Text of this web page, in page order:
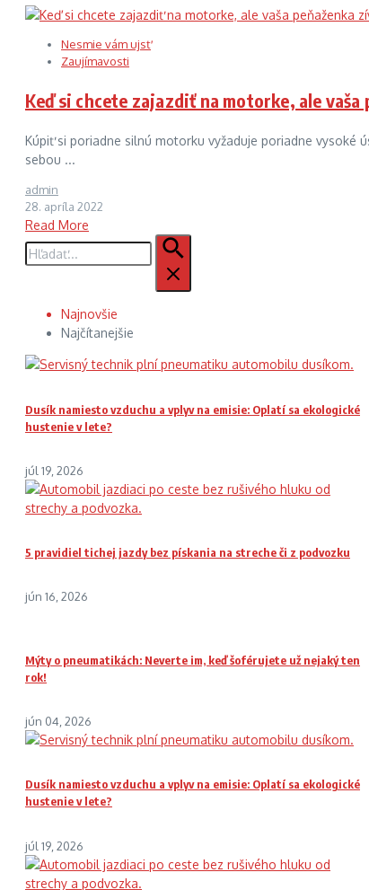
Nesmie vám ujsť
Zaujímavosti
Keď si chcete zajazdiť na motorke, ale
Kúpiť si poriadne silnú motorku vyžaduje poriadne vysoké
sebou ...
admin
28. apríla 2022
Read More
Hľadať:
Najnovšie
Najčítanejšie
Dusík namiesto vzduchu a vplyv na emisie: Oplatí sa ekologické
hustenie v lete?
júl 19, 2026
5 pravidiel tichej jazdy bez pískania na streche či z podvozku
jún 16, 2026
Mýty o pneumatikách: Neverte im, keď šoférujete už nejaký ten
rok!
jún 04, 2026
Dusík namiesto vzduchu a vplyv na emisie: Oplatí sa ekologické
hustenie v lete?
júl 19, 2026